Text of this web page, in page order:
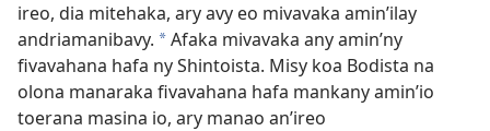
ireo, dia mitehaka, ary avy eo mivavaka amin’ilay
andriamanibavy. *Afaka mivavaka any amin’ny
fivavahana hafa ny Shintoista. Misy koa Bodista na
olona manaraka fivavahana hafa mankany amin’io
toerana masina io, ary manao an’ireo